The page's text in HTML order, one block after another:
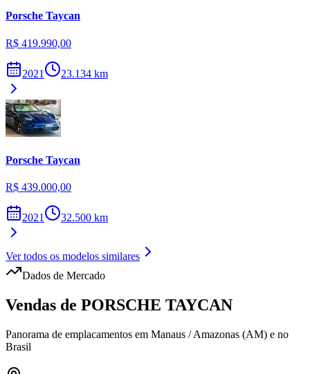
Porsche Taycan
R$ 419.990,00
2021 23.134 km
Porsche Taycan
R$ 439.000,00
2021 32.500 km
Ver todos os modelos similares
Dados de Mercado
Vendas de PORSCHE TAYCAN
Panorama de emplacamentos em Manaus / Amazonas (AM) e no
Brasil